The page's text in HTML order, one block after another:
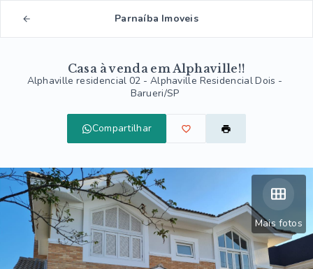
Parnaíba Imoveis
Casa à venda em Alphaville!!
Alphaville residencial 02 - Alphaville Residencial Dois -
Barueri/SP
Compartilhar
Mais fotos